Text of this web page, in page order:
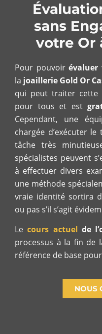
sans
votre Or
Pour pouvoir évaluer
la joaillerie Gold Or
qui peut traiter cette
pour tous et est
Cependant, une
chargée d’exécuter le
tâche très
spécialistes peuvent
à effectuer divers
une méthode
vraie identité sortira
ou pas s’il s’agit
Lecours actuel de
processus à la fin de
référence de base
NOUS